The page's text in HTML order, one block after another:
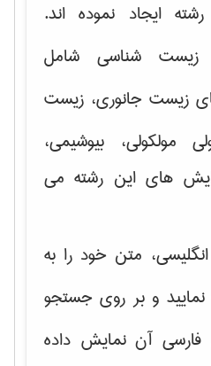
ایجاد نموده اند.
شناسی شامل
زیست جانوری، زیست
مولکولی، بیوشیمی،
های این رشته می
متن خود را به
و بر روی جستجو
فارسی آن نمایش داده